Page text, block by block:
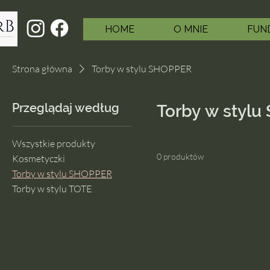
HOME O MNIE
Strona główna Torby w stylu SHOPPER
Przeglądaj według
Wszystkie produkty
Kosmetyczki
Torby w stylu SHOPPER
Torby w stylu TOTE
Torby w stylu
0 produktów